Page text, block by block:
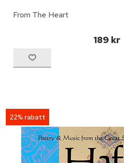
From The Heart
189 kr
22% rabatt